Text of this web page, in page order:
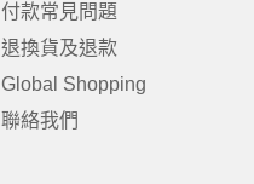
付款常見問題
退換貨及退款
Global Shopping
聯絡我們